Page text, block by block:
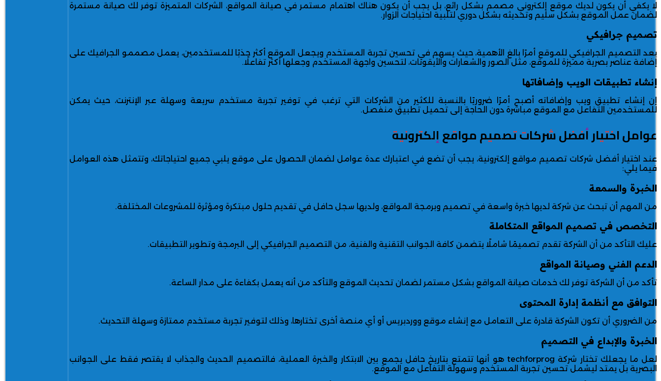
لا يكفي أن يكون لديك موقع إلكتروني مصمم بشكل رائع، بل يجب أن يكون هناك اهتمام مستمر في صيانة المواقع، الشركات المتميزة توفر لك صيانة مستمرة
لضمان عمل الموقع بشكل سليم وتحديثه بشكل دوري لتلبية احتياجات الزوار.
تصميم جرافيكي
يعد التصميم الجرافيكي للموقع أمرًا بالغ الأهمية، حيث يسهم في تحسين تجربة المستخدم ويجعل الموقع أكثر جذبًا للمستخدمين، يعمل مصممو الجرافيك على
إضافة عناصر بصرية مميزة للموقع، مثل الصور والشعارات والأيقونات، لتحسين واجهة المستخدم وجعلها أكثر تفاعلًا.
إنشاء تطبيقات الويب وإضافاتها
إن إنشاء تطبيق ويب وإضافاته أصبح أمرًا ضروريًا بالنسبة للكثير من الشركات التي ترغب في توفير تجربة مستخدم سريعة وسهلة عبر الإنترنت، حيث يمكن
للمستخدمين التفاعل مع الموقع مباشرة دون الحاجة إلى تحميل تطبيق منفصل.
عوامل اختيار أفضل شركات تصميم مواقع إلكترونية
عند اختيار أفضل شركات تصميم مواقع إلكترونية، يجب أن تضع في اعتبارك عدة عوامل لضمان الحصول على موقع يلبي جميع احتياجاتك، وتتمثل هذه العوامل
فيما يلي:
الخبرة والسمعة
من المهم أن تبحث عن شركة لديها خبرة واسعة في تصميم وبرمجة المواقع، ولديها سجل حافل في تقديم حلول مبتكرة ومؤثرة للمشروعات المختلفة.
التخصص في تصميم المواقع المتكاملة
عليك التأكد من أن الشركة تقدم تصميمًا شاملًا يتضمن كافة الجوانب التقنية والفنية، من التصميم الجرافيكي إلى البرمجة وتطوير التطبيقات.
الدعم الفني وصيانة المواقع
تأكد من أن الشركة توفر لك خدمات صيانة المواقع بشكل مستمر لضمان تحديث الموقع والتأكد من أنه يعمل بكفاءة على مدار الساعة.
التوافق مع أنظمة إدارة المحتوى
من الضروري أن تكون الشركة قادرة على التعامل مع إنشاء موقع ووردبريس أو أي منصة أخرى تختارها، وذلك لتوفير تجربة مستخدم ممتازة وسهلة التحديث.
الخبرة والإبداع في التصميم
لعل ما يجعلك تختار شركة techforprog هو أنها تتمتع بتاريخ حافل يجمع بين الابتكار والخبرة العملية، فالتصميم الحديث والجذاب لا يقتصر فقط على الجوانب
البصرية بل يمتد ليشمل تحسين تجربة المستخدم وسهولة التفاعل مع الموقع.